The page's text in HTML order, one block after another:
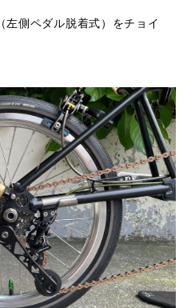
（左側ペダル脱着式）をチョイ